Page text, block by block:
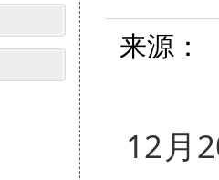
来源：
12月